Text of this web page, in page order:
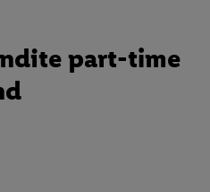
part-time